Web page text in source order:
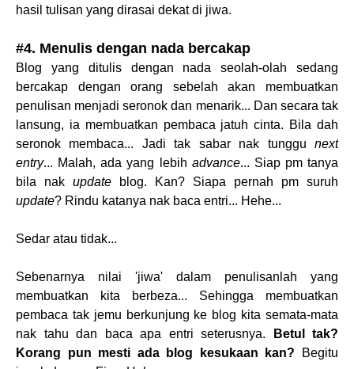
hasil tulisan yang dirasai dekat di jiwa.
#4. Menulis dengan nada bercakap
Blog yang ditulis dengan nada seolah-olah sedang
bercakap dengan orang sebelah akan membuatkan
penulisan menjadi seronok dan menarik... Dan secara tak
lansung, ia membuatkan pembaca jatuh cinta. Bila dah
seronok membaca... Jadi tak sabar nak tunggu next
entry... Malah, ada yang lebih advance... Siap pm tanya
bila nak update blog. Kan? Siapa pernah pm suruh
update? Rindu katanya nak baca entri... Hehe...
Sedar atau tidak...
Sebenarnya nilai 'jiwa' dalam penulisanlah yang
membuatkan kita berbeza... Sehingga membuatkan
pembaca tak jemu berkunjung ke blog kita semata-mata
nak tahu dan baca apa entri seterusnya.
Betul tak?
Korang pun mesti ada blog kesukaan kan?
Begitu